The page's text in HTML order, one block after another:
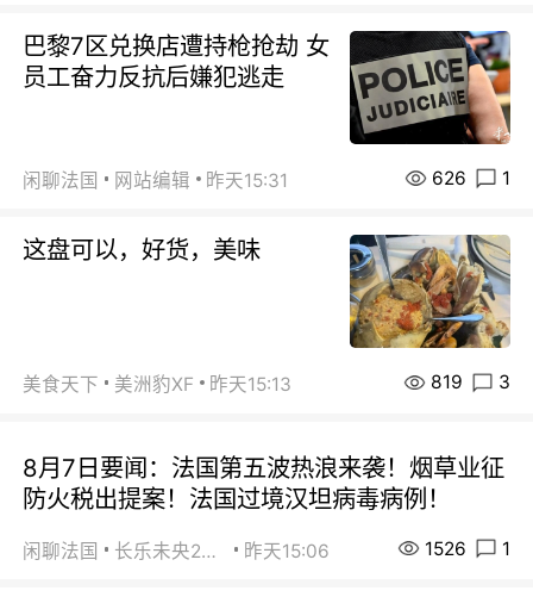
巴黎7区兑换店遭持枪抢劫 女
员工奋力反抗后嫌犯逃走
闲聊法国 网站编辑 昨天15:31 626 1
这盘可以，好货，美味
美食天下 美洲豹XF 昨天15:13 819 3
8月7日要闻：法国第五波热浪来袭！烟草业征
防火税出提案！法国过境汉坦病毒病例！
闲聊法国 长乐未央2015 昨天15:06 1526 1